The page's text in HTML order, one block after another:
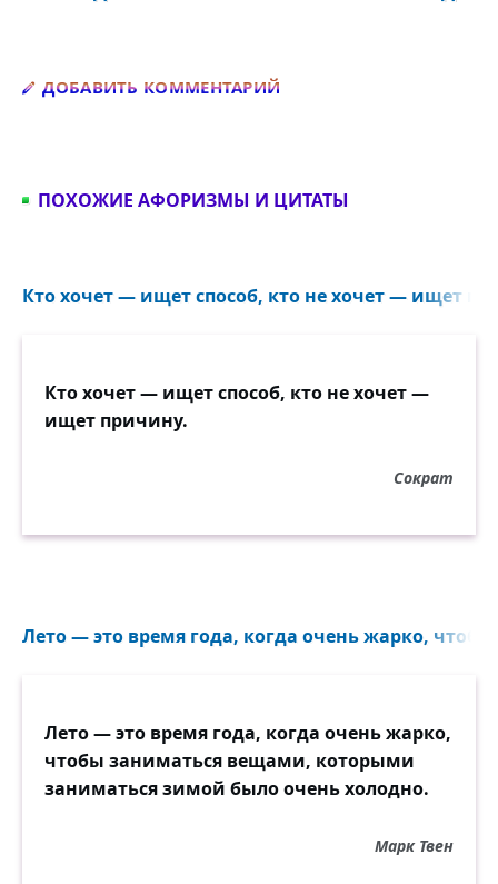
ДОБАВИТЬ КОММЕНТАРИЙ
ПОХОЖИЕ АФОРИЗМЫ И ЦИТАТЫ
Кто хочет — ищет способ, кто не хочет — ищет
Кто хочет — ищет способ, кто не хочет —
ищет причину.
Сократ
Лето — это время года, когда очень жарко,
Лето — это время года, когда очень жарко,
чтобы заниматься вещами, которыми
заниматься зимой было очень холодно.
Марк Твен